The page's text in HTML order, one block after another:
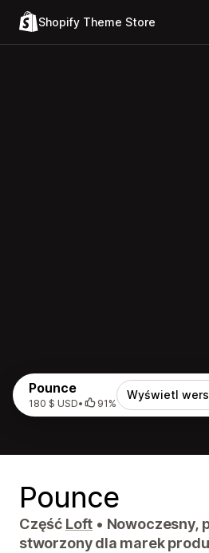
Shopify Theme Store
Pounce
180 $ USD• 91%
Wyświetl
Pounce
Część Loft • Nowoczesny,
stworzony dla marek